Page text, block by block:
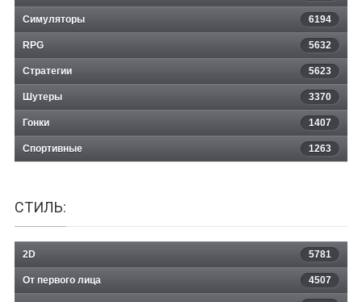
Симуляторы 6194
RPG 5632
Стратегии 5623
Шутеры 3370
Гонки 1407
Спортивные 1263
СТИЛЬ:
2D 5781
От первого лица 4507